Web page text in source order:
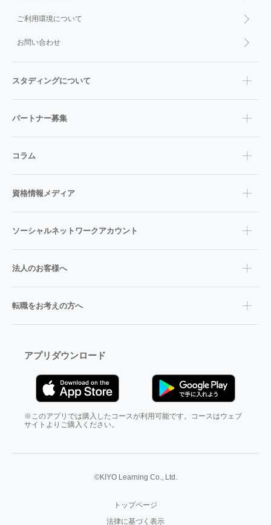
ご利用環境について
お問い合わせ
スタディングについて
パートナー募集
コラム
資格情報メディア
ソーシャルネットワークアカウント
法人のお客様へ
転職をお考えの方へ
アプリダウンロード
※このアプリでは購入したコースが利用可能です。コースはウェブ
サイトよりご購入ください。
©KIYO Learning Co., Ltd.
トップページ
法律に基づく表示